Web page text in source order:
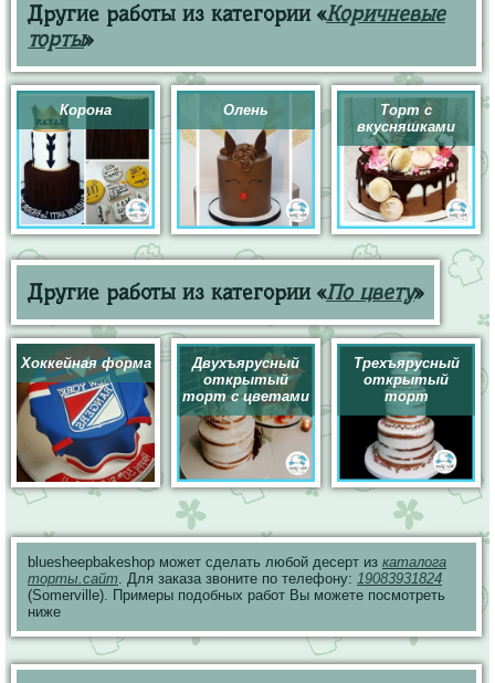
Другие работы из категории «Коричневые
торты»
Корона Олень
Торт с
вкусняшками
Другие работы из категории «По цвету»
Хоккейная форма
Двухъярусный
открытый
торт с цветами
Трехъярусный
открытый
торт
bluesheepbakeshop может сделать любой десерт из каталога
торты.сайт. Для заказа звоните по телефону: 19083931824
(Somerville). Примеры подобных работ Вы можете посмотреть
ниже